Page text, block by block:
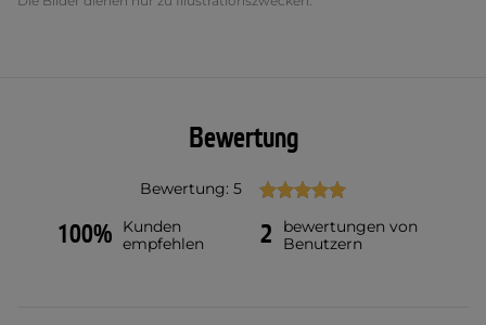
Bewertung
Bewertung: 5
100%
Kunden
empfehlen
2
bewertungen von
Benutzern